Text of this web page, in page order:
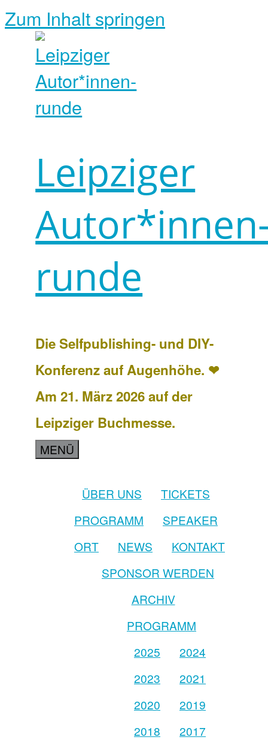
Zum Inhalt springen
Leipziger
runde
Die Selfpublishing- und DIY-
Konferenz auf Augenhöhe. ❤
Am 21. März 2026 auf der
Leipziger Buchmesse.
MENÜ
ÜBER UNS
TICKETS
PROGRAMM
SPEAKER
ORT
NEWS
KONTAKT
SPONSOR WERDEN
ARCHIV
PROGRAMM
2025
2024
2023
2021
2020
2019
2018
2017